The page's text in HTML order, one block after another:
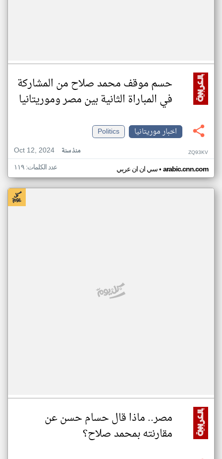
حسم موقف محمد صلاح من المشاركة
في المباراة الثانية بين مصر وموريتانيا
اخبار موريتانيا
Politics
Oct 12, 2024
منذ سنة ZQ93KV
سي ان ان عربي• arabic.cnn.com عدد الكلمات: ١١٩
مصر.. ماذا قال حسام حسن عن
مقارنته بمحمد صلاح؟